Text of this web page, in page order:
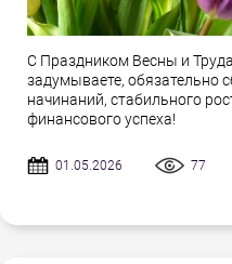
С Праздником Весны и
задумываете, обязательно
начинаний, стабильного
финансового успеха!
01.05.2026 77